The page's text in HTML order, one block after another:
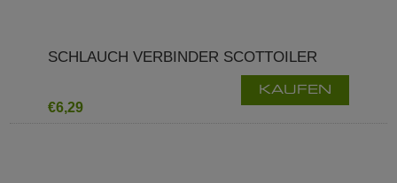
SCHLAUCH VERBINDER SCOTTOILER
€6,29
KAUFEN